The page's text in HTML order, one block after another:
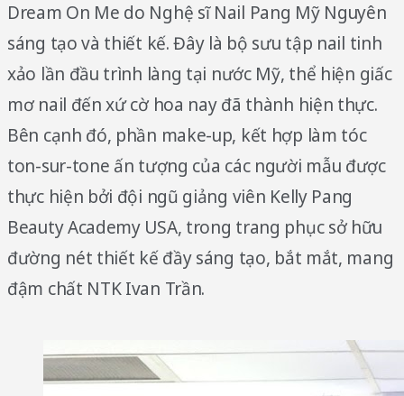
Dream On Me do Nghệ sĩ Nail Pang Mỹ Nguyên
sáng tạo và thiết kế. Đây là bộ sưu tập nail tinh
xảo lần đầu trình làng tại nước Mỹ, thể hiện giấc
mơ nail đến xứ cờ hoa nay đã thành hiện thực.
Bên cạnh đó, phần make-up, kết hợp làm tóc
ton-sur-tone ấn tượng của các người mẫu được
thực hiện bởi đội ngũ giảng viên Kelly Pang
Beauty Academy USA, trong trang phục sở hữu
đường nét thiết kế đầy sáng tạo, bắt mắt, mang
đậm chất NTK Ivan Trần.